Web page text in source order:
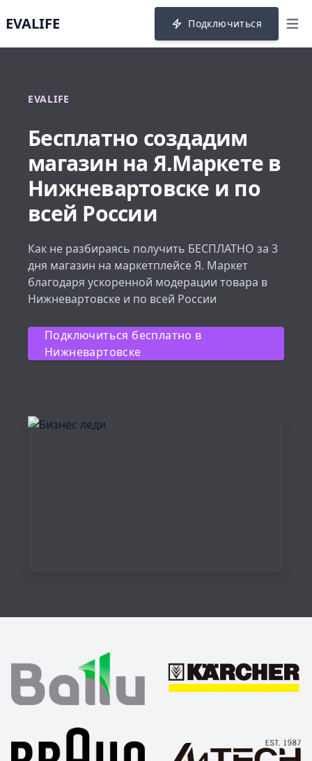
EVALIFE Подключиться menu
EVALIFE
Бесплатно создадим
магазин на Я.Маркете в
Нижневартовске и по
всей России
Как не разбираясь получить БЕСПЛАТНО за 3
дня магазин на маркетплейсе Я. Маркет
благодаря ускоренной модерации товара в
Нижневартовске и по всей России
Подключиться бесплатно в
Нижневартовске